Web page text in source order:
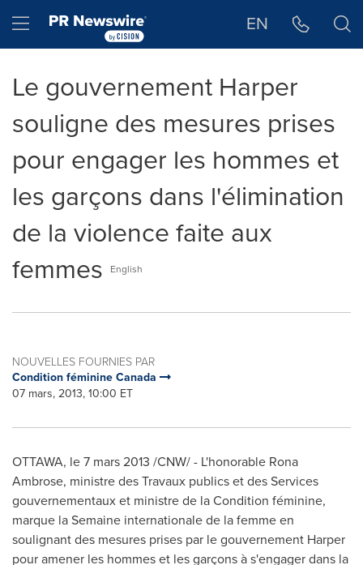
Hamburger menu EN
Le gouvernement Harper
souligne des mesures prises
pour engager les hommes et
les garçons dans l'élimination
de la violence faite aux
femmes
English
NOUVELLES FOURNIES PAR
Condition féminine Canada
07 mars, 2013, 10:00 ET
OTTAWA, le 7 mars 2013 /CNW/ - L'honorable Rona
Ambrose, ministre des Travaux publics et des Services
gouvernementaux et ministre de la Condition féminine,
marque la Semaine internationale de la femme en
soulignant des mesures prises par le gouvernement Harper
pour amener les hommes et les garçons à s'engager dans la